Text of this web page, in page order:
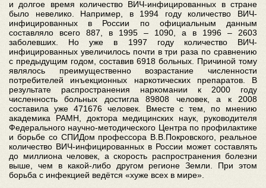
и долгое время количество ВИЧ-инфицированных в стране
было невелико. Например, в 1994 году количество ВИЧ-
инфицированных в России по официальным данным
составляло всего 887, в 1995 – 1090, а в 1996 – 2603
заболевших. Но уже в 1997 году количество ВИЧ-
инфицированных увеличилось почти в три раза по сравнению
с предыдущим годом, составив 6918 больных. Причиной тому
являлось преимущественно возрастание численности
потребителей инъекционных наркотических препаратов. В
результате распространения наркомании к 2000 году
численность больных достигла 89808 человек, а к 2008
составила уже 471676 человек. Вместе с тем, по мнению
академика РАМН, доктора медицинских наук, руководителя
Федерального научно-методического Центра по профилактике
и борьбе со СПИДом профессора В.В.Покровского, реальное
количество ВИЧ-инфицированных в России может составлять
до миллиона человек, а скорость распространения болезни
выше, чем в какой-либо другом регионе Земли. При этом
борьба с инфекцией ведётся «хуже всех в мире».